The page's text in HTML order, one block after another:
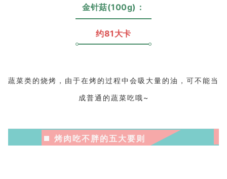
金针菇(100g)：
约81大卡
蔬菜类的烧烤，由于在烤的过程中会吸大量的油，可不能当
成普通的蔬菜吃哦~
烤肉吃不胖的五大要则